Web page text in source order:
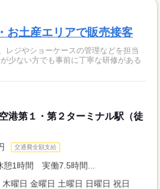
土産エリアで販売接客
レジやショーケースの管理などを担当
少ない方でも事前に丁寧な研修がある
港第１・第２ターミナル駅（徒
交通費全額支給
憩1時間 実働7.5時間...
曜日 金曜日 土曜日 日曜日 祝日